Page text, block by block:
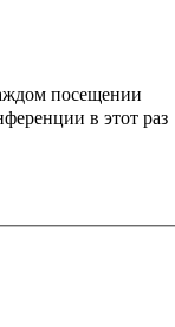
посещении
в этот раз